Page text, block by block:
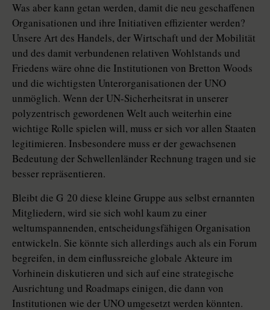
Was aber kann getan werden, damit die neu geschaffenen
Organisationen und ihre Initiativen effizienter werden?
Unsere Art des Handels, der Wirtschaft und der Mobilität
und des damit verbundenen relativen Wohlstands und
Friedens wäre ohne die Institutionen von Bretton Woods
und die wichtigsten Unterorganisationen der UNO
unmöglich. Wenn der UN-Sicherheitsrat in unserer
polyzentrisch gewordenen Welt auch weiterhin eine
wichtige Rolle spielen will, muss er sich vor allen Staaten
legitimieren. Insbesondere muss er der gewachsenen
Bedeutung der Schwellenländer Rechnung tragen und sie
besser repräsentieren.
Bleibt die G 20 diese kleine Gruppe aus selbst ernannten
Mitgliedern, wird sie sich wohl kaum zu einer
weltumspannenden, entscheidungsfähigen Organisation
entwickeln. Sie könnte sich allerdings auch als ein Forum
begreifen, in dem einflussreiche globale Akteure im
Vorhinein diskutieren und sich auf eine strategische
Ausrichtung und Roadmaps einigen, die dann von
Institutionen wie der UNO umgesetzt werden könnten.